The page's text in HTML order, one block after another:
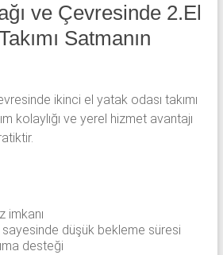
ve Çevresinde 2.El
Satmanın
ikinci el yatak odası takımı
kolaylığı ve yerel hizmet avantajı
imkanı
düşük bekleme süresi
desteği